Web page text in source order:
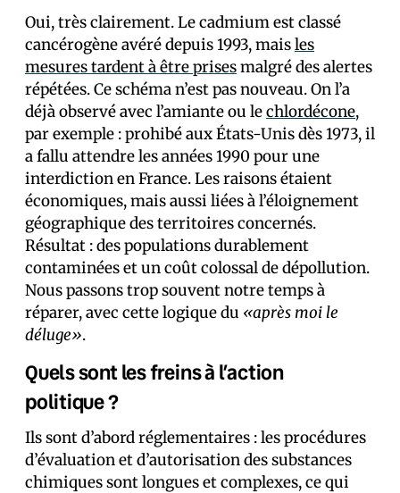
Oui, très clairement. Le cadmium est classé
cancérogène avéré depuis 1993, maisles
mesures tardent à être prisesmalgré des alertes
répétées. Ce schéma n’est pas nouveau. On l’a
déjà observé avec l’amiante ou lechlordécone,
par exemple : prohibé aux États-Unis dès 1973, il
a fallu attendre les années 1990 pour une
interdiction en France. Les raisons étaient
économiques, mais aussi liées à l’éloignement
géographique des territoires concernés.
Résultat : des populations durablement
contaminées et un coût colossal de dépollution.
Nous passons trop souvent notre temps à
réparer, avec cette logique du «après moi le
déluge».
Quels sont les freins à l’action
politique ?
Ils sont d’abord réglementaires : les procédures
d’évaluation et d’autorisation des substances
chimiques sont longues et complexes, ce qui